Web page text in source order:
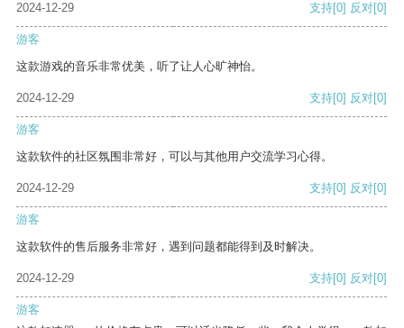
2024-12-29
支持[0] 反对[0]
游客
这款游戏的音乐非常优美，听了让人心旷神怡。
2024-12-29 支持[0] 反对[0]
游客
这款软件的社区氛围非常好，可以与其他用户交流学习心得。
2024-12-29 支持[0] 反对[0]
游客
这款软件的售后服务非常好，遇到问题都能得到及时解决。
2024-12-29 支持[0] 反对[0]
游客